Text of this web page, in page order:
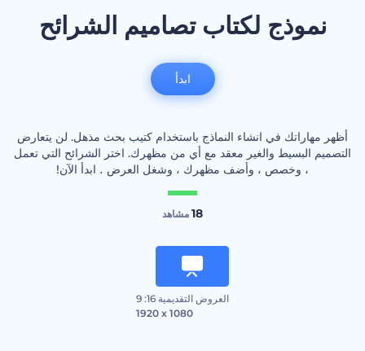
نموذج لكتاب تصاميم الشرائح
أظهر مهاراتك في انشاء النماذج باستخدام كتيب بحث مذهل. لن يتعارض
التصميم البسيط والغير معقد مع أي من مظهرك. اختر الشرائح التي تعمل
، وخصص ، وأضف مظهرك ، وشغل العرض ․ ابدأ الآن!
18 مشاهد
العروض التقديمية 16: 9
1920 x 1080
ابدأ